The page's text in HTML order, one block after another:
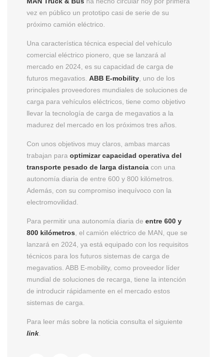
vez en público un prototipo casi de serie de su
próximo camión eléctrico.
Una característica técnica especial del vehículo
comercial eléctrico pionero, que se lanzará al
mercado en 2024, es su capacidad de carga de
futuros megavatios. ABB E-mobility , uno de los
principales proveedores mundiales de soluciones de
carga para vehículos eléctricos, tiene como objetivo
llevar la tecnología de carga de megavatios a la
madurez del mercado en los próximos tres años.
Con unos objetivos muy claros, ambas marcas
trabajan para optimizar capacidad operativa del
transporte pesado de larga distancia con una
autonomía diaria de entre 600 y 800 kilómetros.
Además, con su compromiso inequívoco con la
electromovilidad.
Para permitir una autonomía diaria de entre 600 y
800 kilómetros , el camión eléctrico de MAN, que se
lanzará en 2024, ya está equipado con los requisitos
técnicos para los futuros sistemas de carga de
megavatios. ABB E-mobility, como proveedor líder
mundial de soluciones de recarga, tiene la intención
de introducir rápidamente en el mercado estos
sistemas de carga.
Para leer más sobre la noticia consulta el siguiente
link